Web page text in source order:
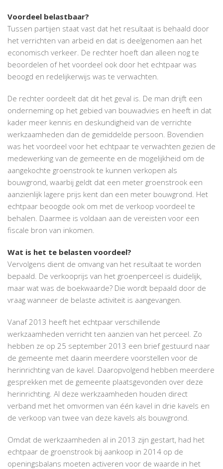
Voordeel belastbaar?
Tussen partijen staat vast dat het resultaat is behaald door
het verrichten van arbeid en dat is deelgenomen aan het
economisch verkeer. De rechter hoeft dan alleen nog te
beoordelen of het voordeel ook door het echtpaar was
beoogd en redelijkerwijs was te verwachten.
De rechter oordeelt dat dit het geval is. De man drijft een
onderneming op het gebied van bouwadvies en heeft in dat
kader meer kennis en deskundigheid van de verrichte
werkzaamheden dan de gemiddelde persoon. Bovendien
was het voordeel voor het echtpaar te verwachten gezien de
medewerking van de gemeente en de mogelijkheid om de
aangekochte groenstrook te kunnen verkopen als
bouwgrond, waarbij geldt dat een meter groenstrook een
aanzienlijk lagere prijs kent dan een meter bouwgrond. Het
echtpaar beoogde ook om met de verkoop voordeel te
behalen. Daarmee is voldaan aan de vereisten voor een
fiscale bron van inkomen.
Wat is het te belasten voordeel?
Vervolgens dient de omvang van het resultaat te worden
bepaald. De verkooprijs van het groenperceel is duidelijk,
maar wat was de boekwaarde? Die wordt bepaald door de
vraag wanneer de belaste activiteit is aangevangen.
Vanaf 2013 heeft het echtpaar verschillende
werkzaamheden verricht ten aanzien van het perceel. Zo
hebben ze op 25 september 2013 een brief gestuurd naar
de gemeente met daarin meerdere voorstellen voor de
herinrichting van de kavel. Daaropvolgend hebben meerdere
gesprekken met de gemeente plaatsgevonden over deze
herinrichting. Al deze werkzaamheden houden direct
verband met het omvormen van één kavel in drie kavels en
de verkoop van twee van deze kavels als bouwgrond.
Omdat de werkzaamheden al in 2013 zijn gestart, had het
echtpaar de groenstrook bij aankoop in 2014 op de
openingsbalans moeten activeren voor de waarde in het